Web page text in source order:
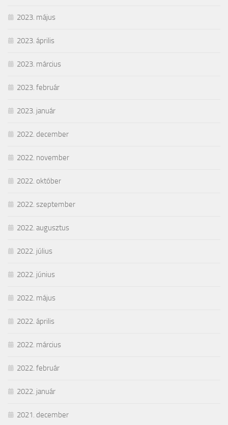
2023. május
2023. április
2023. március
2023. február
2023. január
2022. december
2022. november
2022. október
2022. szeptember
2022. augusztus
2022. július
2022. június
2022. május
2022. április
2022. március
2022. február
2022. január
2021. december